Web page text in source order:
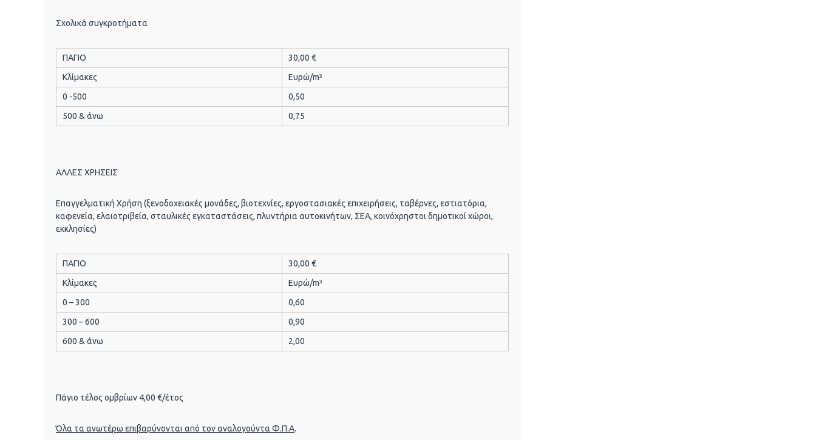
Σχολικά συγκροτήματα
ΠΑΓΙΟ
30,00 €
Κλίμακες
Ευρώ/m³
0 -500
0,50
500 & άνω
0,75
ΑΛΛΕΣ ΧΡΗΣΕΙΣ
Επαγγελματική Χρήση (ξενοδοχειακές μονάδες, βιοτεχνίες, εργοστασιακές επιχειρήσεις, ταβέρνες, εστιατόρια,
καφενεία, ελαιοτριβεία, σταυλικές εγκαταστάσεις, πλυντήρια αυτοκινήτων, ΣΕΑ, κοινόχρηστοι δημοτικοί χώροι,
εκκλησίες)
ΠΑΓΙΟ
30,00 €
Κλίμακες
Ευρώ/m³
0 – 300
0,60
300 – 600
0,90
600 & άνω
2,00
Πάγιο τέλος ομβρίων 4,00 €/έτος
Όλα τα ανωτέρω επιβαρύνονται από τον αναλογούντα Φ.Π.Α.